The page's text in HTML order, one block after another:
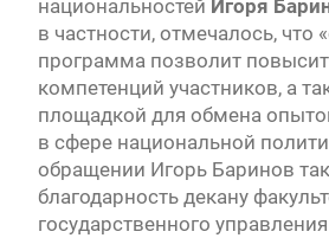
национальностей Игоря
в частности, отмечалось, что
программа позволит
компетенций участников, а
площадкой для обмена
в сфере национальной
обращении Игорь Баринов
благодарность декану
государственного